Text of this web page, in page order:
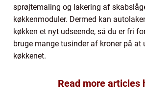
sprøjtemaling og lakering af
køkkenmoduler. Dermed kan
køkken et nyt udseende, så du er fri
bruge mange tusinder af kroner på at
køkkenet.
Read more articles